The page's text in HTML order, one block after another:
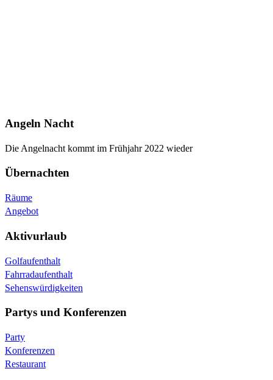
Angeln Nacht
Die Angelnacht kommt im Frühjahr 2022 wieder
Übernachten
Räume
Angebot
Aktivurlaub
Golfaufenthalt
Fahrradaufenthalt
Sehenswürdigkeiten
Partys und Konferenzen
Party
Konferenzen
Restaurant